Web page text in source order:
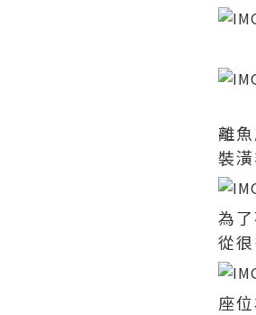
離
裝
為
從
座